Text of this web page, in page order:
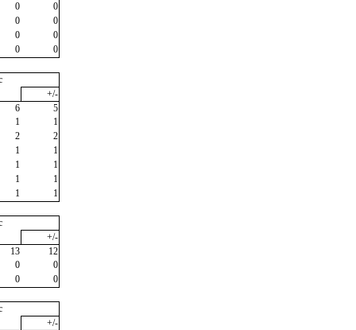
0
0
0
0
0
0
0
0
+/-
6
5
1
1
2
2
1
1
1
1
1
1
1
1
+/-
13
12
0
0
0
0
+/-